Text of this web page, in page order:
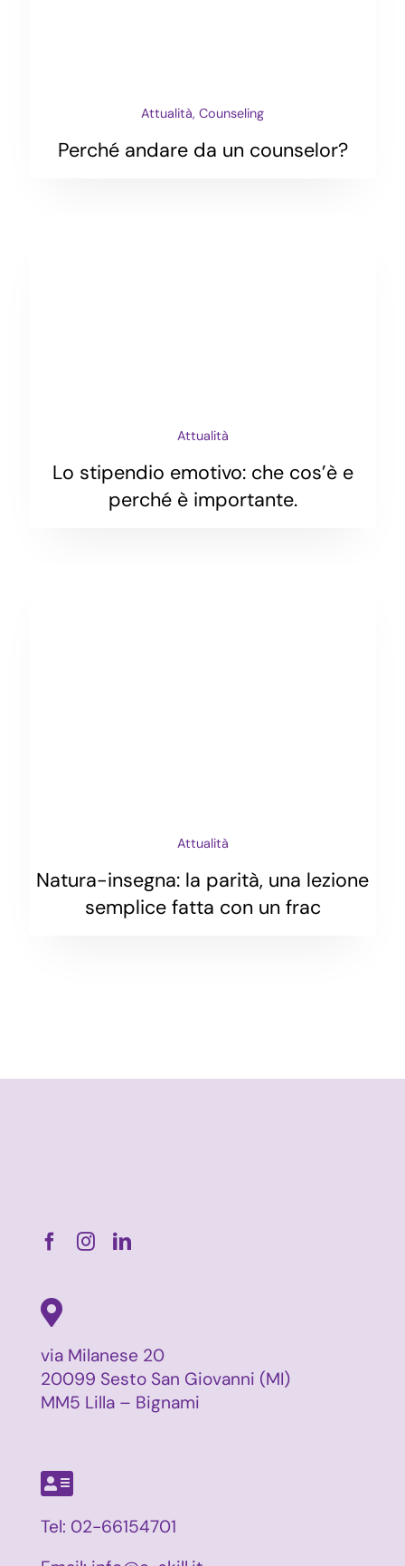
Attualità, Counseling
Perché andare da un counselor?
Attualità
Lo stipendio emotivo: che cos’è e
perché è importante.
Attualità
Natura-insegna: la parità, una lezione
semplice fatta con un frac
via Milanese 20
20099 Sesto San Giovanni (MI)
MM5 Lilla – Bignami
Tel: 02-66154701